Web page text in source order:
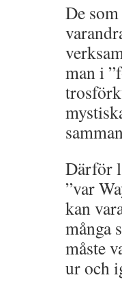
De
man i
Därför
”var
kan
många
måste
ur och